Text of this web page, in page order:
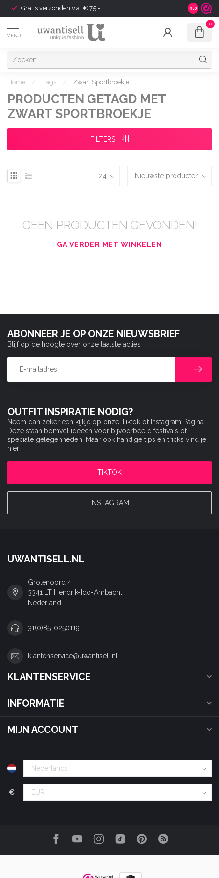
Gratis verzonden v.a. € 75,- Shipping
9.0
MENU
0
Home / Tags / Zwart Sportbroekje
PRODUCTEN GETAGD MET
ZWART SPORTBROEKJE
FILTERS
GEEN PRODUCTEN GEVONDEN!
GA VERDER MET WINKELEN
OUTFIT INSPIRATIE NODIG?
Neem dan zeker een kijkje op onze Tiktok of Instagram Pagina.
Deze staan bomvol ideeën voor bijvoorbeeld festivals of
speciale gelegenheden. Maar ook handige tips en tricks vind je
hier!
TIKTOK
INSTAGRAM
ABONNEER JE OP ONZE NIEUWSBRIEF
Blijf op de hoogte over onze laatste acties
UWANTISELL.NL
Grotenoord 4
3341 LT Hendrik-Ido-Ambacht
Nederland
31(0)85-0250119
klantenservice@uwantisell.nl
KLANTENSERVICE
INFORMATIE
MIJN ACCOUNT
€